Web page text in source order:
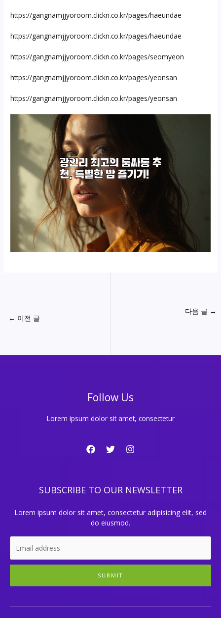
https://gangnamjjyoroom.clickn.co.kr/pages/haeundae
https://gangnamjjyoroom.clickn.co.kr/pages/haeundae
https://gangnamjjyoroom.clickn.co.kr/pages/seomyeon
https://gangnamjjyoroom.clickn.co.kr/pages/yeonsan
https://gangnamjjyoroom.clickn.co.kr/pages/yeonsan
← 이전 글
다음 글 →
Follow Us
Lorem ipsum dolor sit amet, consectetur
SUBSCRIBE TO OUR NEWSLETTER
Lorem ipsum dolor sit amet, consectetur adipisicing elit, sed
do eiusmod.
SUBMIT